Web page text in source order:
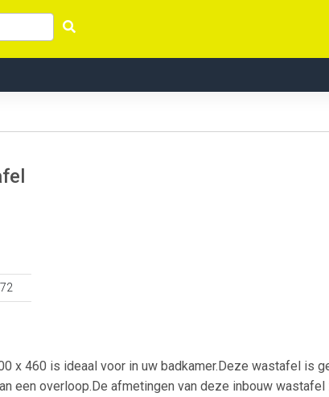
x 460 is ideaal voor in uw badkamer.Deze wastafel is
een overloop.De afmetingen van deze inbouw